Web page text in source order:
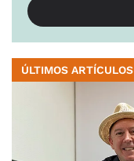
ÚLTIMOS ARTÍCULOS